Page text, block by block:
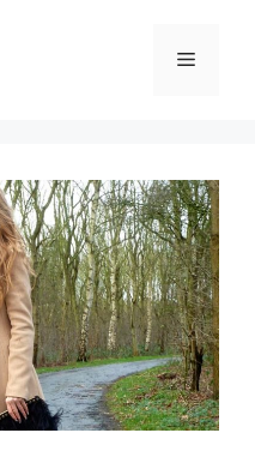
Menu